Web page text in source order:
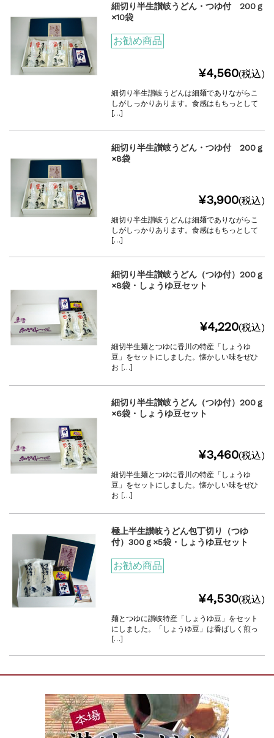
細切り半生讃岐うどん・つゆ付 200ｇ
×10袋
お勧め商品
¥4,560(税込)
細切り半生讃岐うどんは細麺でありながらこ
しがしっかりあります。食感はもちっとして
[…]
細切り半生讃岐うどん・つゆ付 200ｇ
×8袋
¥3,900(税込)
細切り半生讃岐うどんは細麺でありながらこ
しがしっかりあります。食感はもちっとして
[…]
細切り半生讃岐うどん（つゆ付）200ｇ
×8袋・しょうゆ豆セット
¥4,220(税込)
細切半生麺とつゆに香川の特産「しょうゆ
豆」をセットにしました。懐かしい味をぜひ
お […]
細切り半生讃岐うどん（つゆ付）200ｇ
×6袋・しょうゆ豆セット
¥3,460(税込)
細切半生麺とつゆに香川の特産「しょうゆ
豆」をセットにしました。懐かしい味をぜひ
お […]
極上半生讃岐うどん包丁切り（つゆ
付）300ｇ×5袋・しょうゆ豆セット
お勧め商品
¥4,530(税込)
麺とつゆに讃岐特産「しょうゆ豆」をセット
にしました。「しょうゆ豆」は香ばしく煎っ
[…]